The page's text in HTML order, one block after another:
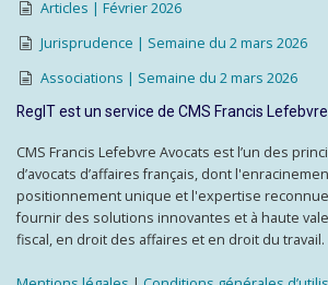
Articles | Février 2026
Jurisprudence | Semaine du 2 mars 2026
Associations | Semaine du 2 mars 2026
RegIT est un service de CMS Francis
CMS Francis Lefebvre Avocats est l’un des
d’avocats d’affaires français, dont
positionnement unique et l'expertise
fournir des solutions innovantes et à haute
fiscal, en droit des affaires et en droit du travail.